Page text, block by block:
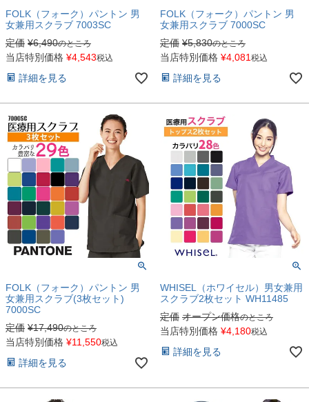
FOLK（フォーク）パントン 男
女兼用スクラブ 7003SC
定価 ¥6,490のところ
当店特別価格 ¥4,543税込
詳細を見る
FOLK（フォーク）パントン 男
女兼用スクラブ 7000SC
定価 ¥5,830のところ
当店特別価格 ¥4,081 税込
詳細を見る
FOLK（フォーク）パントン 男
女兼用スクラブ(3枚セット)
7000SC
定価 ¥17,490のところ
当店特別価格 ¥11,550税込
詳細を見る
WHISEL（ホワイセル）男女兼用
スクラブ2枚セット WH11485
定価 オープン価格のところ
当店特別価格 ¥4,180税込
詳細を見る